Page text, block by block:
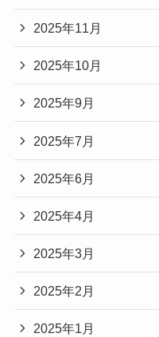
2025年11月
2025年10月
2025年9月
2025年7月
2025年6月
2025年4月
2025年3月
2025年2月
2025年1月